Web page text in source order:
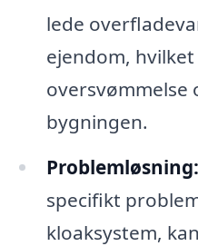
lede
ejendom,
oversvømmelse
bygningen.
Problemløsning:
specifikt
kloaksystem,